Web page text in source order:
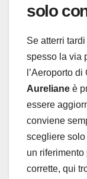
solo
Se atterri
spesso la via
l’Aeroporto
Aureliane è
essere
conviene
scegliere
un
corrette, qui